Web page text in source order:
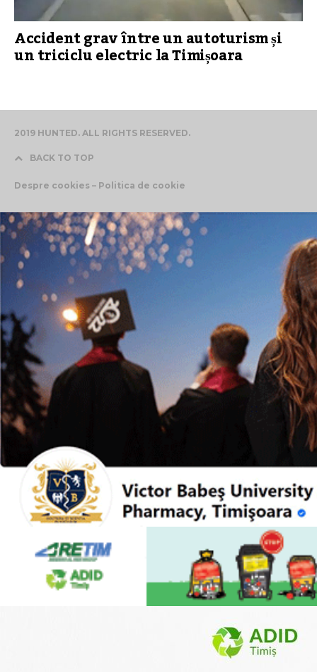
Accident grav între un autoturism și
un triciclu electric la Timișoara
2019 HUNTED. ALL RIGHTS RESERVED.
BACK TO TOP
Despre cookies – Politica de cookie